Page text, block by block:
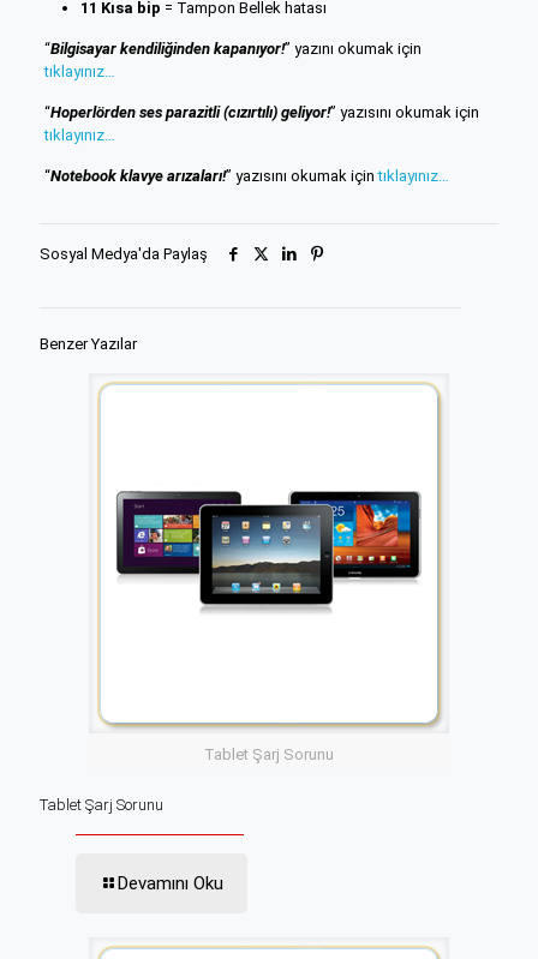
11 Kısa bip = Tampon Bellek hatası
“Bilgisayar kendiliğinden kapanıyor!” yazını okumak için
tıklayınız…
“Hoperlörden ses parazitli (cızırtılı) geliyor!” yazısını okumak için
tıklayınız…
“Notebook klavye arızaları!” yazısını okumak içintıklayınız…
Sosyal Medya'da Paylaş
Benzer Yazılar
Tablet Şarj Sorunu
Tablet Şarj Sorunu
Devamını Oku